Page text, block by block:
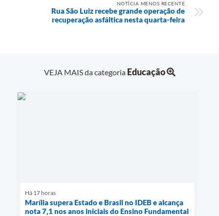
NOTÍCIA MENOS RECENTE
Rua São Luiz recebe grande operação de
recuperação asfáltica nesta quarta-feira
VEJA MAIS da categoria Educação
Há 17 horas
Marília supera Estado e Brasil no IDEB e alcança
nota 7,1 nos anos iniciais do Ensino Fundamental